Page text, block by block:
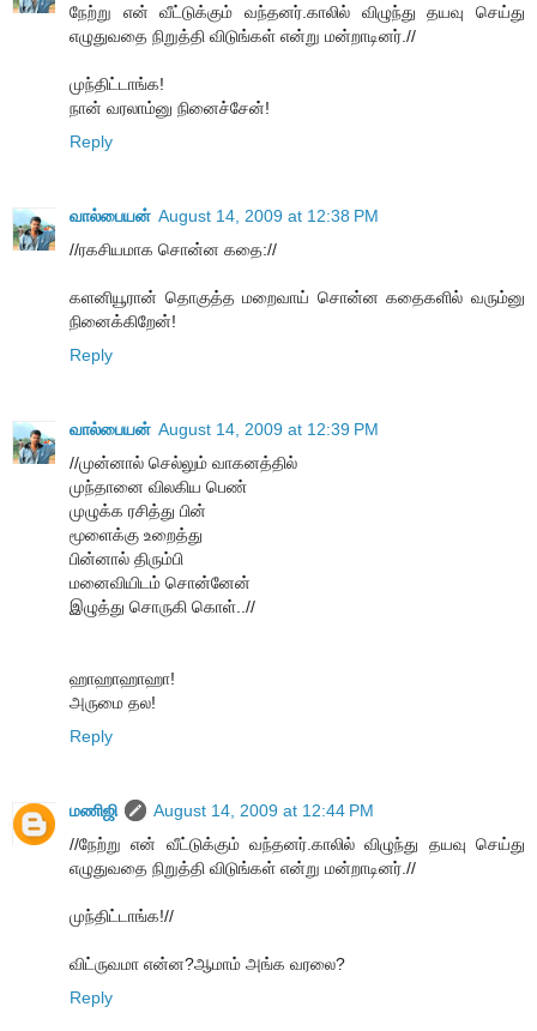
நேற்று என் வீட்டுக்கும் வந்தனர்.காலில் விழுந்து தயவு செய்து
எழுதுவதை நிறுத்தி விடுங்கள் என்று மன்றாடினர்.//
முந்திட்டாங்க!
நான் வரலாம்னு நினைச்சேன்!
Reply
வால்பையன் August 14, 2009 at 12:38 PM
//ரகசியமாக சொன்ன கதை://
களனியூரான் தொகுத்த மறைவாய் சொன்ன கதைகளில் வரும்னு
நினைக்கிறேன்!
Reply
வால்பையன் August 14, 2009 at 12:39 PM
//முன்னால் செல்லும் வாகனத்தில்
முந்தானை விலகிய பெண்
முழுக்க ரசித்து பின்
மூளைக்கு உறைத்து
பின்னால் திரும்பி
மனைவியிடம் சொன்னேன்
இழுத்து சொருகி கொள்..//
ஹாஹாஹாஹா!
அருமை தல!
Reply
மணிஜி
August 14, 2009 at 12:44 PM
//நேற்று என் வீட்டுக்கும் வந்தனர்.காலில் விழுந்து தயவு செய்து
எழுதுவதை நிறுத்தி விடுங்கள் என்று மன்றாடினர்.//
முந்திட்டாங்க!//
விட்ருவமா என்ன?ஆமாம் அங்க வரலை?
Reply